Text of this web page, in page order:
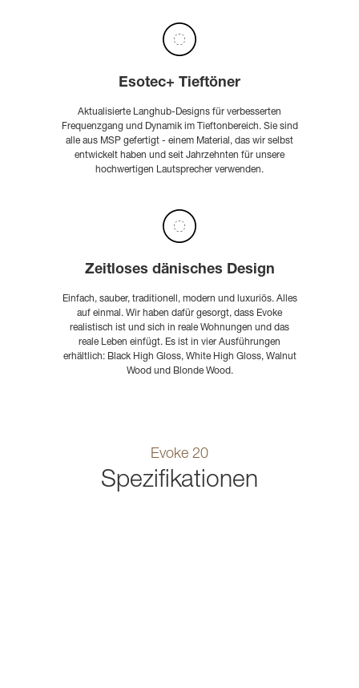
Esotec+ Tieftöner
Aktualisierte Langhub-Designs für verbesserten
Frequenzgang und Dynamik im Tieftonbereich. Sie sind
alle aus MSP gefertigt - einem Material, das wir selbst
entwickelt haben und seit Jahrzehnten für unsere
hochwertigen Lautsprecher verwenden.
Zeitloses dänisches Design
Einfach, sauber, traditionell, modern und luxuriös. Alles
auf einmal. Wir haben dafür gesorgt, dass Evoke
realistisch ist und sich in reale Wohnungen und das
reale Leben einfügt. Es ist in vier Ausführungen
erhältlich: Black High Gloss, White High Gloss, Walnut
Wood und Blonde Wood.
Evoke 20
Spezifikationen